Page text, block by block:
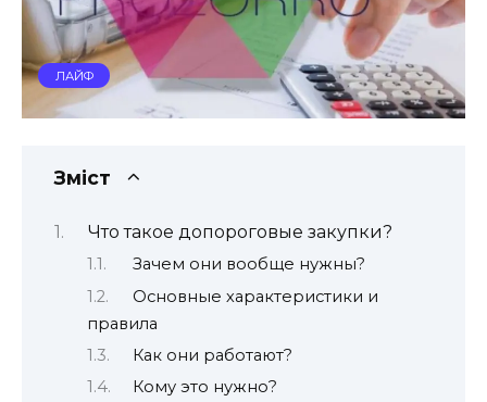
ЛАЙФ
Зміст
Что такое допороговые закупки?
Зачем они вообще нужны?
Основные характеристики и
правила
Как они работают?
Кому это нужно?